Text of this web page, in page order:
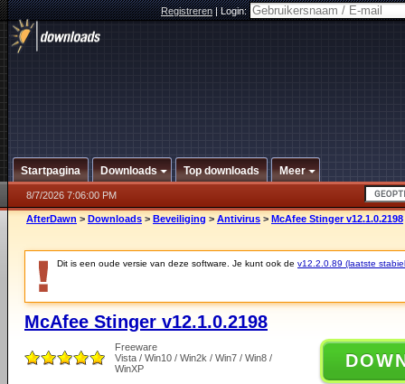
Registreren|Login:
Startpagina Downloads Top downloads Meer
8/7/2026 7:06:00 PM
AfterDawn > Downloads > Beveiliging > Antivirus > McAfee Stinger v12.1.0.2198
Dit is een oude versie van deze software. Je kunt ook de v12.2.0.89 (laatste
McAfee Stinger v12.1.0.2198
Freeware
Vista / Win10 / Win2k / Win7 / Win8 /
WinXP